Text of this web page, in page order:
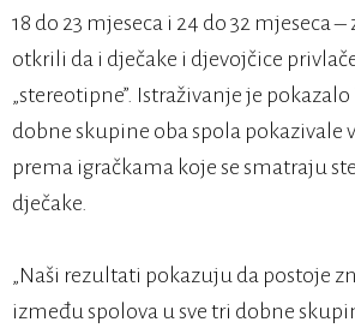
18 do 23 mjeseca i 24 do 32 mjeseca
otkrili da i dječake i djevojčice
„stereotipne”. Istraživanje je
dobne skupine oba spola pokazivale
prema igračkama koje se smatraju
dječake.
„Naši rezultati pokazuju da postoje
između spolova u sve tri dobne